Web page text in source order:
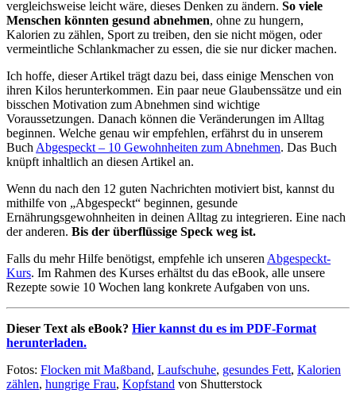
vergleichsweise leicht wäre, dieses Denken zu ändern. So viele
Menschen könnten gesund abnehmen, ohne zu hungern,
Kalorien zu zählen, Sport zu treiben, den sie nicht mögen, oder
vermeintliche Schlankmacher zu essen, die sie nur dicker machen.
Ich hoffe, dieser Artikel trägt dazu bei, dass einige Menschen von
ihren Kilos herunterkommen. Ein paar neue Glaubenssätze und ein
bisschen Motivation zum Abnehmen sind wichtige
Voraussetzungen. Danach können die Veränderungen im Alltag
beginnen. Welche genau wir empfehlen, erfährst du in unserem
Buch Abgespeckt – 10 Gewohnheiten zum Abnehmen. Das Buch
knüpft inhaltlich an diesen Artikel an.
Wenn du nach den 12 guten Nachrichten motiviert bist, kannst du
mithilfe von „Abgespeckt“ beginnen, gesunde
Ernährungsgewohnheiten in deinen Alltag zu integrieren. Eine nach
der anderen. Bis der überflüssige Speck weg ist.
Falls du mehr Hilfe benötigst, empfehle ich unseren Abgespeckt-
Kurs. Im Rahmen des Kurses erhältst du das eBook, alle unsere
Rezepte sowie 10 Wochen lang konkrete Aufgaben von uns.
Dieser Text als eBook? Hier kannst du es im PDF-Format
herunterladen.
Fotos: Flocken mit Maßband, Laufschuhe, gesundes Fett, Kalorien
zählen, hungrige Frau, Kopfstand von Shutterstock